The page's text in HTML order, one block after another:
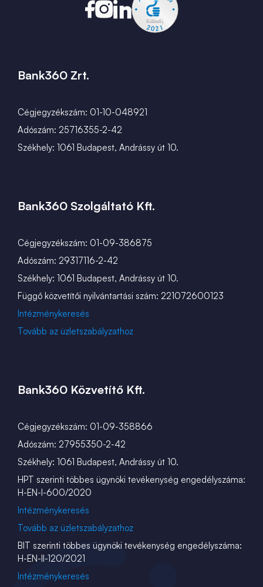
Bank360 Zrt.
Cégjegyzékszám: 01-10-048921
Adószám: 25716355-2-42
Székhely: 1061 Budapest, Andrássy út 10.
Bank360 Szolgáltató Kft.
Cégjegyzékszám: 01-09-386875
Adószám: 29317116-2-42
Székhely: 1061 Budapest, Andrássy út 10.
Függő közvetítői nyilvántartási szám: 221072600123
Intézménykeresés
Tovább az üzletszabályzathoz
Bank360 Közvetítő Kft.
Cégjegyzékszám: 01-09-358866
Adószám: 27955350-2-42
Székhely: 1061 Budapest, Andrássy út 10.
HPT szerinti többes ügynöki tevékenység engedélyszáma:
H-EN-I-600/2020
Intézménykeresés
Tovább az üzletszabályzathoz
BIT szerinti többes ügynöki tevékenység engedélyszáma:
H-EN-II-120/2021
Intézménykeresés